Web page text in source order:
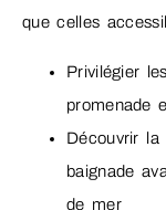
que celles
Privilégier
promenade
Découvrir
baignade
de mer